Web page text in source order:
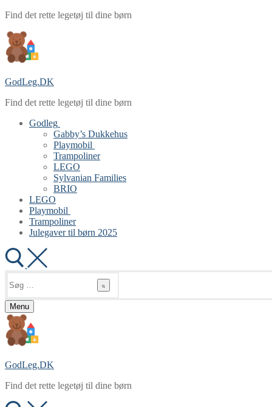
Spring
indhold
Menu
Luk
Find det rette legetøj til dine børn
GodLeg.DK
Find det rette legetøj til dine børn
Godleg
Gabby’s Dukkehus
Playmobil
Trampoliner
LEGO
Sylvanian Families
BRIO
LEGO
Playmobil
Trampoliner
Julegaver til børn 2025
efter:
Menu
GodLeg.DK
Find det rette legetøj til dine børn